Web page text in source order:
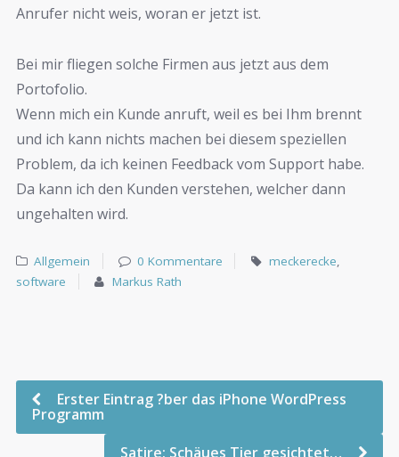
Anrufer nicht weis, woran er jetzt ist.
Bei mir fliegen solche Firmen aus jetzt aus dem
Portofolio.
Wenn mich ein Kunde anruft, weil es bei Ihm brennt
und ich kann nichts machen bei diesem speziellen
Problem, da ich keinen Feedback vom Support habe.
Da kann ich den Kunden verstehen, welcher dann
ungehalten wird.
Allgemein 0 Kommentare meckerecke,
software
Markus Rath
Erster Eintrag ?ber das iPhone WordPress
Programm
Satire: Schäues Tier gesichtet…